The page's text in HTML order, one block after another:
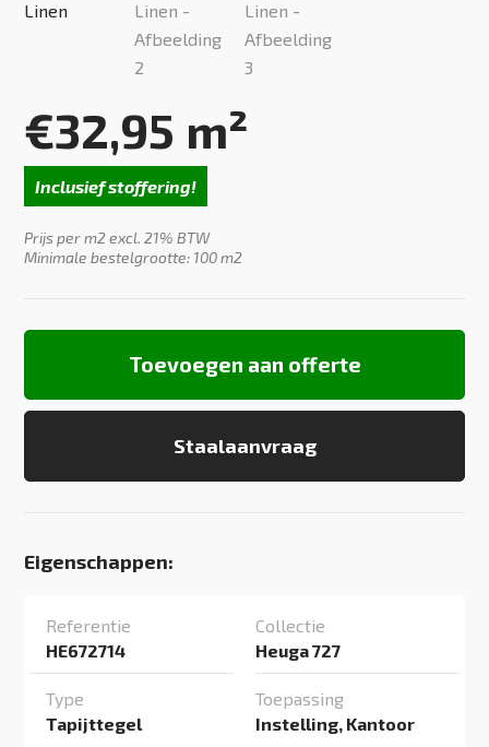
€32,95 m²
Inclusief stoffering!
Prijs per m2 excl. 21% BTW
Minimale bestelgrootte: 100 m2
Staalaanvraag
Toevoegen aan offerte
Eigenschappen:
Referentie
HE672714
Collectie
Heuga 727
Type
Tapijttegel
Toepassing
Instelling, Kantoor